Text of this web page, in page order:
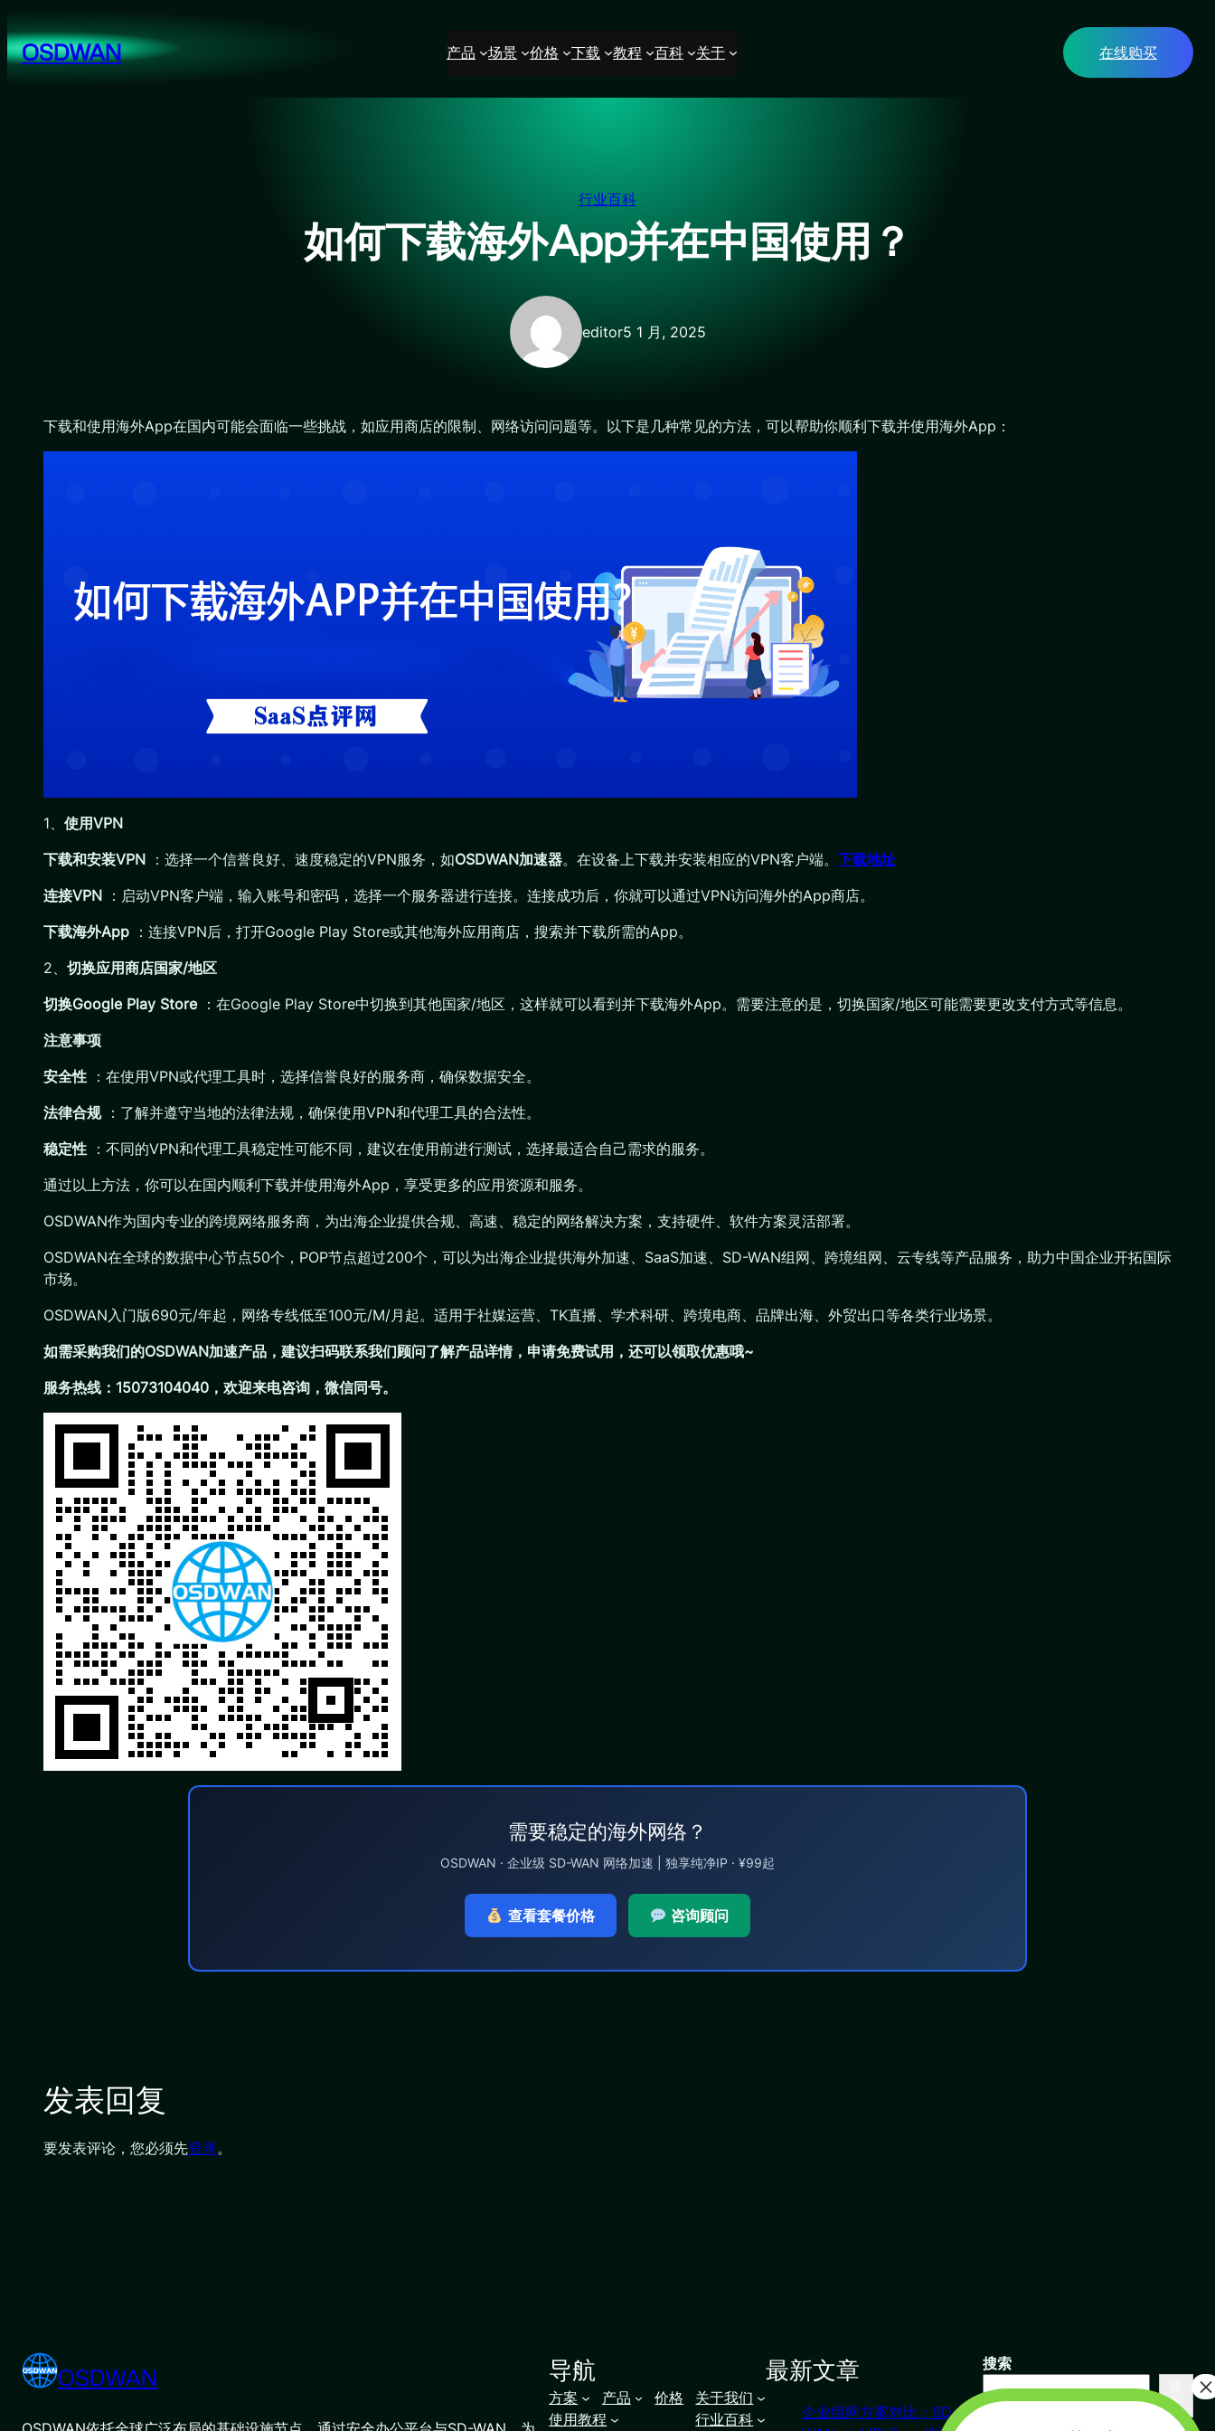
至
内OSDWAN 产品 场景 价格 下载 教程 百科 关于 在线购买
行业百科
如何下载海外App并在中国使用？
editor5 1 月, 2025
下载和使用海外App在国内可能会面临一些挑战，如应用商店的限制、网络访问问题等。以下是几种常见的方法，可以帮助你顺利下载并使用海外App：
1、 使用VPN
下载和安装VPN ：选择一个信誉良好、速度稳定的VPN服务，如OSDWAN加速器。在设备上下载并安装相应的VPN客户端。 下载地址
连接VPN ：启动VPN客户端，输入账号和密码，选择一个服务器进行连接。连接成功后，你就可以通过VPN访问海外的App商店。
下载海外App ：连接VPN后，打开Google Play Store或其他海外应用商店，搜索并下载所需的App。
2、 切换应用商店国家/地区
切换Google Play Store：在Google Play Store中切换到其他国家/地区，这样就可以看到并下载海外App。需要注意的是，切换国家/地区可能需要更改支付方式等信息。
注意事项
安全性 ：在使用VPN或代理工具时，选择信誉良好的服务商，确保数据安全。
法律合规：了解并遵守当地的法律法规，确保使用VPN和代理工具的合法性。
稳定性 ：不同的VPN和代理工具稳定性可能不同，建议在使用前进行测试，选择最适合自己需求的服务。
通过以上方法，你可以在国内顺利下载并使用海外App，享受更多的应用资源和服务。
OSDWAN作为国内专业的跨境网络服务商，为出海企业提供合规、高速、稳定的网络解决方案，支持硬件、软件方案灵活部署。
OSDWAN在全球的数据中心节点50个，POP节点超过200个，可以为出海企业提供海外加速、SaaS加速、SD-WAN组网、跨境组网、云专线等产品服务，助力中国企业开拓国际
市场。
OSDWAN入门版690元/年起，网络专线低至100元/M/月起。适用于社媒运营、TK直播、学术科研、跨境电商、品牌出海、外贸出口等各类行业场景。
如需采购我们的OSDWAN加速产品，建议扫码联系我们顾问了解产品详情，申请免费试用，还可以领取优惠哦~
服务热线：15073104040，欢迎来电咨询，微信同号。
需要稳定的海外网络？
OSDWAN · 企业级 SD-WAN 网络加速 | 独享纯净IP · ¥99起
查看套餐价格 咨询顾问
发表回复
要发表评论，您必须先登录。
OSDWAN 导航
方案 产品 价格
关于我们
使用教程
行业百科
最新文章
企业组网方案对比：SD-
搜索
索